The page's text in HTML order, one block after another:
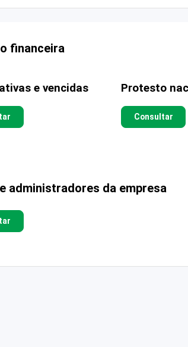
financeira
e vencidas Protesto
Consultar
administradores da empresa